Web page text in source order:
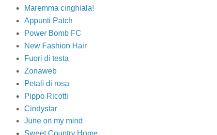
Maremma cinghiala!
Appunti Patch
Power Bomb FC
New Fashion Hair
Fuori di testa
Zonaweb
Petali di rosa
Pippo Ricotti
Cindystar
June on my mind